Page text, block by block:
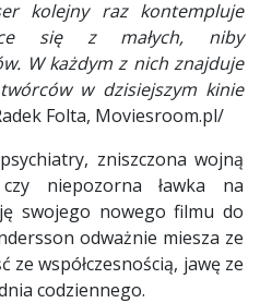
kolejny raz kontempluje
się z małych, niby
W każdym z nich znajduje
w dzisiejszym kinie
Folta, Moviesroom.pl/
zniszczona wojną
niepozorna ławka na
swojego nowego filmu do
odważnie miesza ze
ze współczesnością, jawę ze
codziennego.